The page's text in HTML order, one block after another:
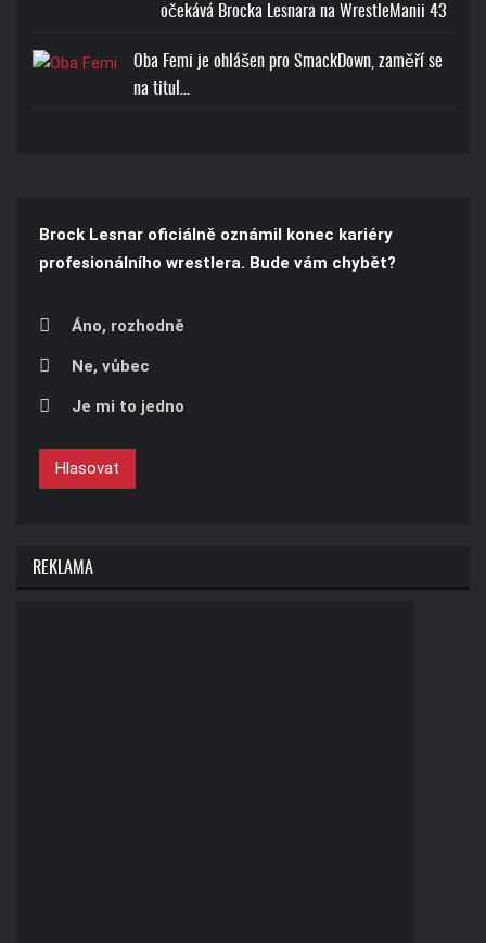
očekává Brocka Lesnara na WrestleManii 43
Oba Femi je ohlášen pro SmackDown, zaměří se
na titul…
Brock Lesnar oficiálně oznámil konec kariéry
profesionálního wrestlera. Bude vám chybět?
Áno, rozhodně
Ne, vůbec
Je mi to jedno
Hlasovat
REKLAMA